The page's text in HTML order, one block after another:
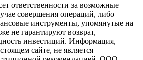
ответственности за возможные
совершения операций, либо
инструменты, упомянутые на
не гарантируют возврат,
инвестиций. Информация,
сайте, не является